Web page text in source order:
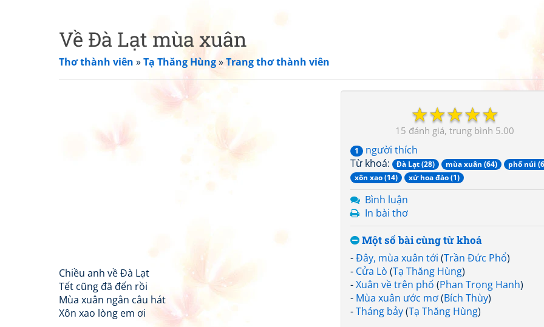
Về Đà Lạt mùa xuân
Thơ thành viên »Tạ Thăng Hùng»Trang thơ thành viên
☆
☆
☆
☆
☆
15 5.00
1
người thích
Từ khoá:
Đà Lạt (28) mùa xuân (64)
phố núi
xôn xao (14)
xứ hoa đào (1)
Bình luận
In bài thơ
Một số bài cùng từ khoá
-Đây, mùa xuân tới (Trần Đức Phổ)
- Cửa Lò (Tạ Thăng Hùng)
-Xuân về trên phố (Phan Trọng Hanh)
- Mùa xuân ước mơ(Bích Thùy)
-Tháng bảy(Tạ Thăng Hùng)
Chiều anh về Đà Lạt
Tết cũng đã đến rồi
Mùa xuân ngân câu hát
Xôn xao lòng em ơi